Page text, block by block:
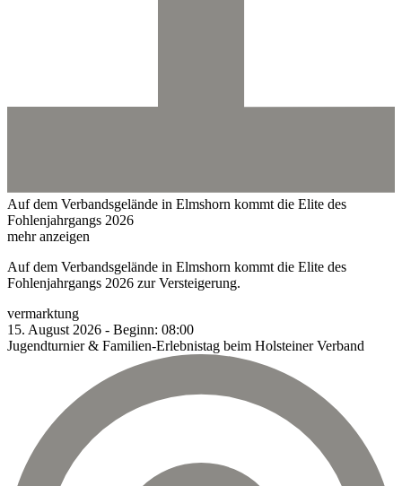
Auf dem Verbandsgelände in Elmshorn kommt die Elite des
Fohlenjahrgangs 2026
mehr anzeigen
Auf dem Verbandsgelände in Elmshorn kommt die Elite des
Fohlenjahrgangs 2026 zur Versteigerung.
vermarktung
15. August 2026 - Beginn: 08:00
Jugendturnier & Familien-Erlebnistag beim Holsteiner Verband